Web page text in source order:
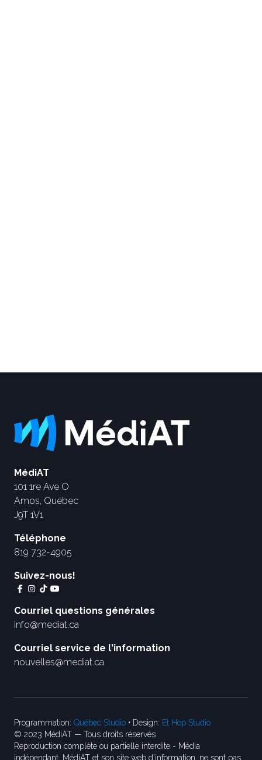
MédiAT
101 1re Ave O
Amos, Québec
J9T 1V1
Téléphone
819 732-4905
Suivez-nous!
Courriel questions générales
info@mediat.ca
Courriel service de l'information
nouvelles@mediat.ca
Programmation: Québec Studio • Design: Et Hop Studio
© 2023 MédiAT — Tous droits réservés
Reproduction complète ou partielle interdite - Média
indépendant, MédiAT et son site web d'information, ne sont pas